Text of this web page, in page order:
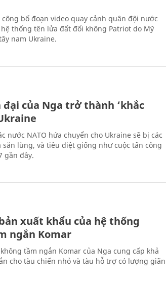
bố đoạn video quay cảnh quân đội nước
thống tên lửa đất đối không Patriot do Mỹ
nam Ukraine.
của Nga trở thành ‘khắc
nước NATO hứa chuyển cho Ukraine sẽ bị các
lùng, và tiêu diệt giống như cuộc tấn công
gần đây.
xuất khẩu của hệ thống
ngắn Komar
tầm ngắn Komar của Nga cung cấp khả
cho tàu chiến nhỏ và tàu hỗ trợ có lượng giãn